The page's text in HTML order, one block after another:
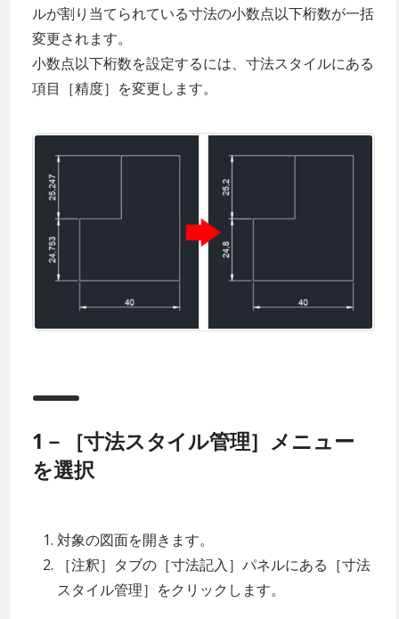
ルが割り当てられている寸法の小数点以下桁数が一括
変更されます。
小数点以下桁数を設定するには、寸法スタイルにある
項目［精度］を変更します。
1－［寸法スタイル管理］メニュー
を選択
対象の図面を開きます。
［注釈］タブの［寸法記入］パネルにある［寸法
スタイル管理］をクリックします。